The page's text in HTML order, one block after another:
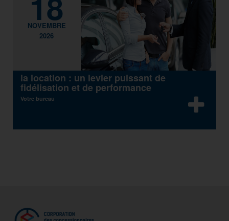
NOVEMBRE
2026
la location : un levier puissant de
fidélisation et de performance
Votre bureau